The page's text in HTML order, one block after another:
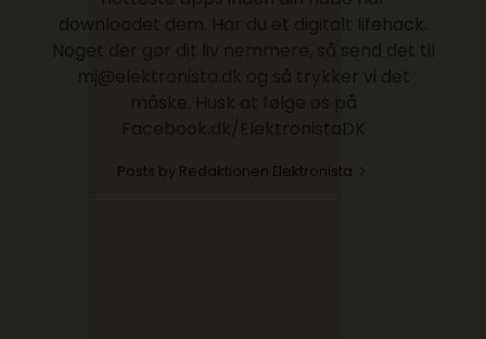
Posts by Redaktionen Elektronista